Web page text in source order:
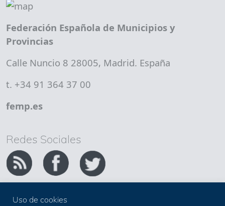
Federación Española de Municipios y
Provincias
Calle Nuncio 8 28005, Madrid. España
t. +34 91 364 37 00
femp.es
Redes Sociales
Uso de cookies